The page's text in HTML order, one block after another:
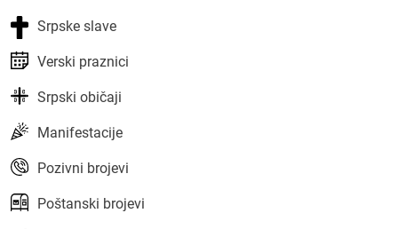
Srpske slave
Verski praznici
Srpski običaji
Manifestacije
Pozivni brojevi
Poštanski brojevi